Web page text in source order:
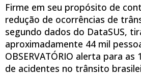
Firme em seu propósito de
redução de ocorrências de
segundo dados do DataSUS,
aproximadamente 44 mil
OBSERVATÓRIO alerta para as
de acidentes no trânsito